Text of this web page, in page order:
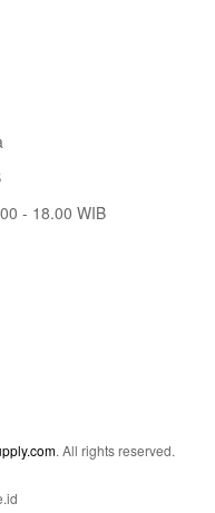
- 18.00 WIB
. All rights reserved.